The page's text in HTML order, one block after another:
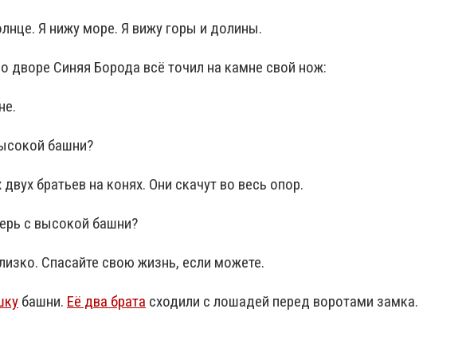
Я нижу море. Я вижу горы и долины.
дворе Синяя Борода всё точил на камне свой нож:
башни?
братьев на конях. Они скачут во весь опор.
с высокой башни?
Спасайте свою жизнь, если можете.
башни. Её два брата сходили с лошадей перед воротами замка.